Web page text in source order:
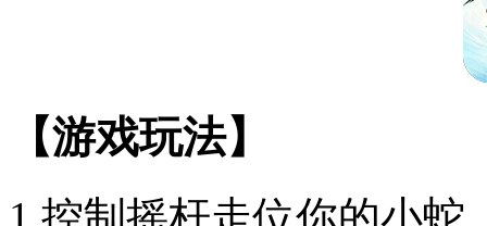
【游戏玩法】
1.控制摇杆走位你的小